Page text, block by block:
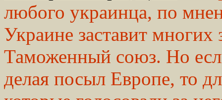
любого украинца, по
Украине заставит многих
Таможенный союз. Но
делая посыл Европе, то